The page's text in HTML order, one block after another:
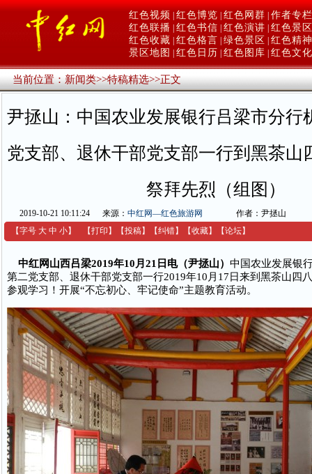
红色视频 红色博览 红色网群 作者专栏
红色联播 红色书信 红色演讲 红色景区
红色收藏 红色格言 绿色景区
红色精神
景区地图
红色日历 红色图库 红色文化
当前位置：新闻类>>特稿精选>>正文
尹拯山：中国农业发展银行吕梁市分行
党支部、退休干部党支部一行到黑茶山
祭拜先烈（组图）
2019-10-21 10:11:24 来源： 中红网—红色旅游网
作者：尹拯山
【字号 大 中 小】 【打印 】 【投稿】 【纠错】 【收藏】 【论坛】
中红网山西吕梁2019年10月21日电（尹拯山） 中国农业发展银
第二党支部、退休干部党支部一行2019年10月17日来到黑茶山四
参观学习！开展“不忘初心、牢记使命”主题教育活动。